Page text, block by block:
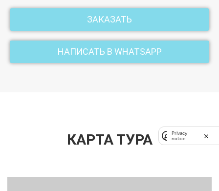
ЗАКАЗАТЬ
НАПИСАТЬ В WHATSAPP
КАРТА ТУРА
Privacy
notice